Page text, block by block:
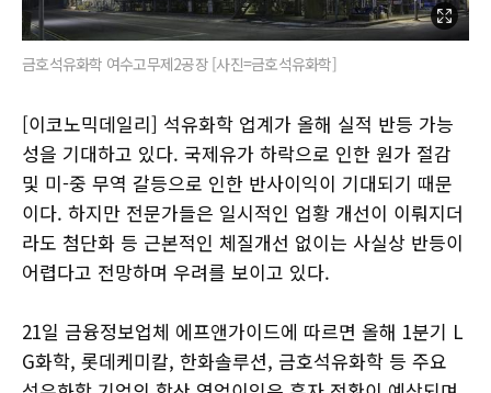
금호석유화학 여수고무제2공장 [사진=금호석유화학]
[이코노믹데일리] 석유화학 업계가 올해 실적 반등 가능
성을 기대하고 있다. 국제유가 하락으로 인한 원가 절감
및 미-중 무역 갈등으로 인한 반사이익이 기대되기 때문
이다. 하지만 전문가들은 일시적인 업황 개선이 이뤄지더
라도 첨단화 등 근본적인 체질개선 없이는 사실상 반등이
어렵다고 전망하며 우려를 보이고 있다.
21일 금융정보업체 에프앤가이드에 따르면 올해 1분기 L
G화학, 롯데케미칼, 한화솔루션, 금호석유화학 등 주요